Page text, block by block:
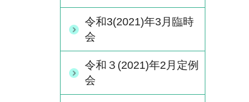
令和3(2021)年3月臨時
会
令和３(2021)年2月定例
会